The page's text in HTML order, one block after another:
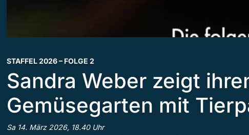
STAFFEL 2026 – FOLGE 2
Sandra Weber zeigt
Gemüsegarten mit
Sa 14. März 2026, 18.40 Uhr